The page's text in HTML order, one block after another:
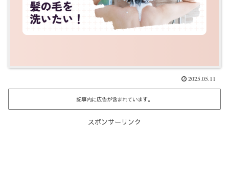
2025.05.11
記事内に広告が含まれています。
スポンサーリンク